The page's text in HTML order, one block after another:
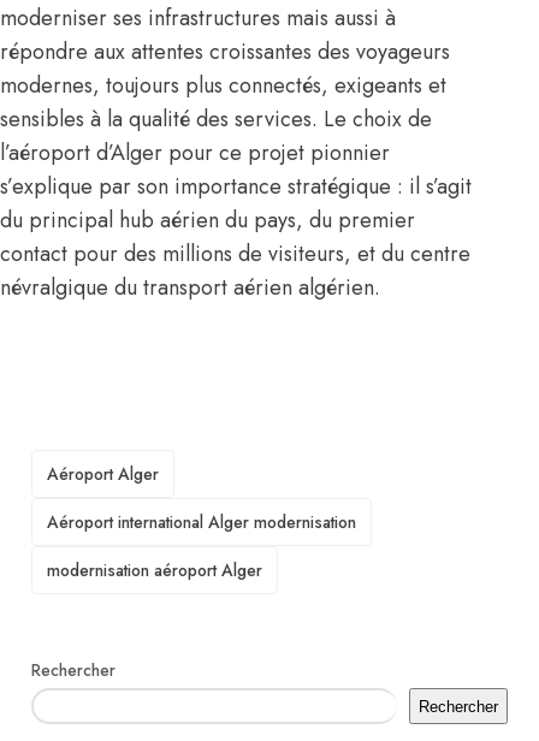
moderniser ses infrastructures mais aussi à
répondre aux attentes croissantes des voyageurs
modernes, toujours plus connectés, exigeants et
sensibles à la qualité des services. Le choix de
l’aéroport d’Alger pour ce projet pionnier
s’explique par son importance stratégique : il s’agit
du principal hub aérien du pays, du premier
contact pour des millions de visiteurs, et du centre
névralgique du transport aérien algérien.
TAGS
Aéroport Alger
Aéroport international Alger modernisation
modernisation aéroport Alger
Rechercher
Rechercher